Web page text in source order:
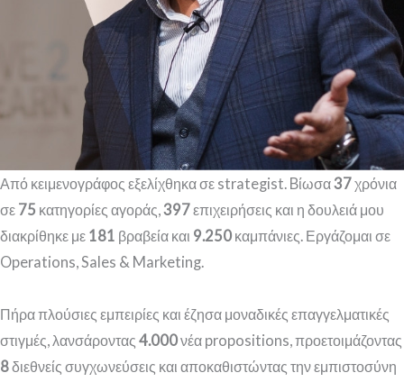
Από κειμενογράφος εξελίχθηκα σε strategist. Bίωσα37χρόνια
σε 75 κατηγορίες αγοράς,397επιχειρήσεις και η δουλειά μου
διακρίθηκε με 181 βραβεία και 9.250 καμπάνιες. Εργάζομαι σε
Operations, Sales & Marketing.
Πήρα πλούσιες εμπειρίες και έζησα μοναδικές επαγγελματικές
στιγμές, λανσάροντας 4.000νέα propositions, προετοιμάζοντας
8διεθνείς συγχωνεύσεις και αποκαθιστώντας την εμπιστοσύνη